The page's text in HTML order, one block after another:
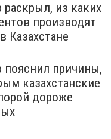
из каких
производят
Казахстане
пояснил причины,
казахстанские
дороже